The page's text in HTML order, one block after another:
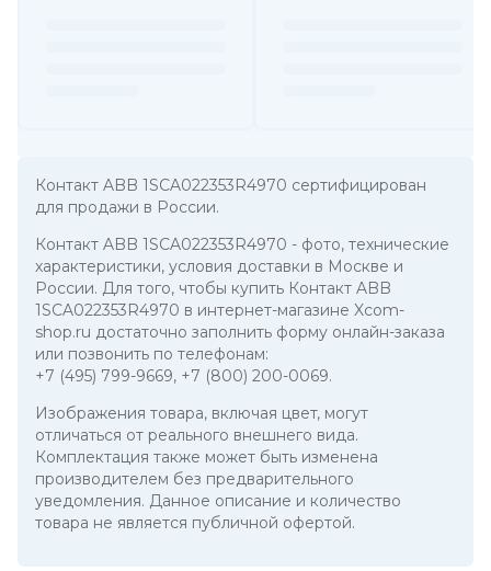
Контакт ABB 1SCA022353R4970 сертифицирован
для продажи в России.
Контакт ABB 1SCA022353R4970 - фото, технические
характеристики, условия доставки в Москве и
России. Для того, чтобы купить Контакт ABB
1SCA022353R4970 в интернет-магазине Xcom-
shop.ru достаточно заполнить форму онлайн-заказа
или позвонить по телефонам:
+7 (495) 799-9669, +7 (800) 200-0069.
Изображения товара, включая цвет, могут
отличаться от реального внешнего вида.
Комплектация также может быть изменена
производителем без предварительного
уведомления. Данное описание и количество
товара не является публичной офертой.